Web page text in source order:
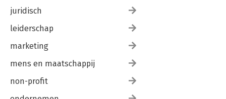
juridisch
leiderschap
marketing
mens en maatschappij
non-profit